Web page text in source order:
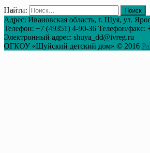
Найти:
Адрес: Ивановская область, г. Шуя, ул.
Телефон: +7 (49351) 4-90-36 Телефон/факс:
Электронный адрес: shuya_dd@ivreg.ru
ОГКОУ «Шуйский детский дом» © 2016